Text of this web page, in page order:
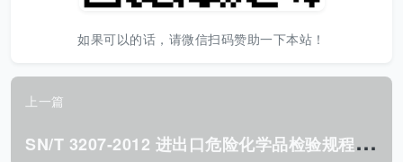
如果可以的话，请微信扫码赞助一下本站！
上一篇
S
N/T 3207-2012 进出口危险化学品检验规程 低闪点易燃液体 基本要求.pdf